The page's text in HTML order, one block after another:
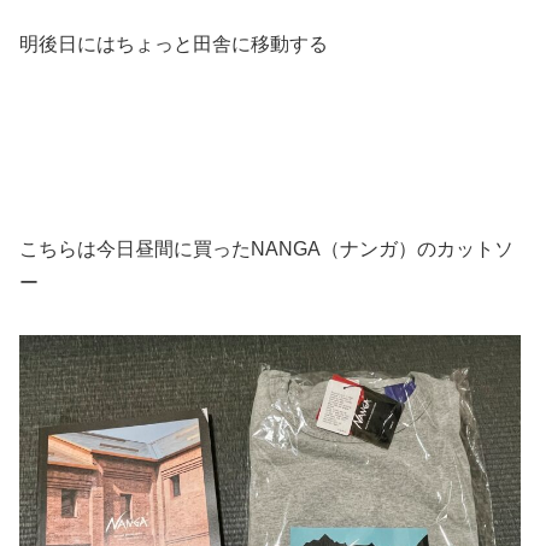
明後日にはちょっと田舎に移動する
こちらは今日昼間に買ったNANGA（ナンガ）のカットソ
ー